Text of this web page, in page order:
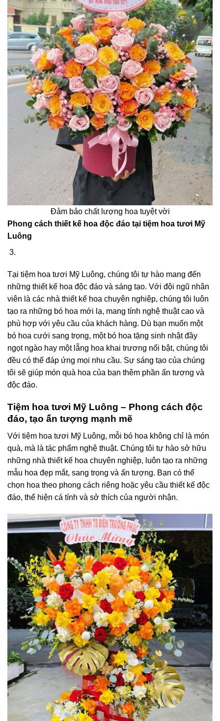
Đảm bảo chất lượng hoa tuyệt vời
Phong cách thiết kế hoa độc đáo tại tiệm hoa tươi Mỹ
Luông
Tại tiệm hoa tươi Mỹ Luông, chúng tôi tự hào mang đến
những thiết kế hoa độc đáo và sáng tạo. Với đội ngũ nhân
viên là các nhà thiết kế hoa chuyên nghiệp, chúng tôi luôn
tạo ra những bó hoa mới lạ, mang tính nghệ thuật cao và
phù hợp với yêu cầu của khách hàng. Dù bạn muốn một
bó hoa cưới sang trọng, một bó hoa tặng sinh nhật đầy
ngọt ngào hay một lẵng hoa khai trương nổi bật, chúng tôi
đều có thể đáp ứng mọi nhu cầu. Sự sáng tạo của chúng
tôi sẽ giúp món quà hoa của bạn thêm phần ấn tượng và
độc đáo.
Tiệm hoa tươi Mỹ Luông – Phong cách độc
đáo, tạo ấn tượng mạnh mẽ
Với tiệm hoa tươi Mỹ Luông, mỗi bó hoa không chỉ là món
quà, mà là tác phẩm nghệ thuật. Chúng tôi tự hào sở hữu
những nhà thiết kế hoa chuyên nghiệp, luôn tạo ra những
mẫu hoa đẹp mắt, sang trọng và ấn tượng. Bạn có thể
chọn hoa theo phong cách riêng hoặc yêu cầu thiết kế độc
đáo, thể hiện cá tính và sở thích của người nhận.